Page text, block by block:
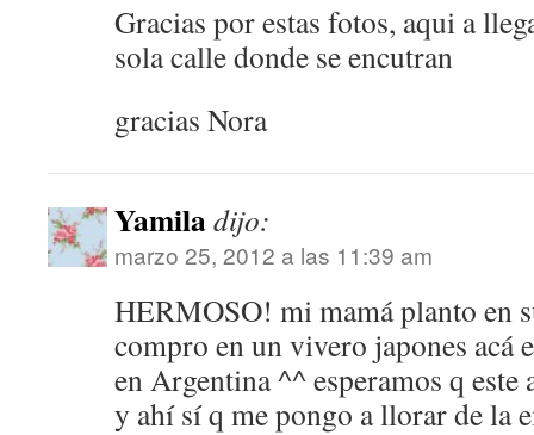
Gracias por estas fotos, aqui a
sola calle donde se encutran
gracias Nora
Yamiladijo:
marzo 25, 2012 a las 11:39 am
HERMOSO! mi mamá planto en
compro en un vivero japones acá
en Argentina ^^ esperamos q
y ahí sí q me pongo a llorar de la